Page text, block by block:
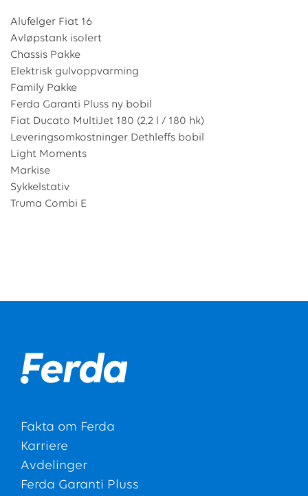
Alufelger Fiat 16
Avløpstank isolert
Chassis Pakke
Elektrisk gulvoppvarming
Family Pakke
Ferda Garanti Pluss ny bobil
Fiat Ducato MultiJet 180 (2,2 l / 180 hk)
Leveringsomkostninger Dethleffs bobil
Light Moments
Markise
Sykkelstativ
Truma Combi E
Fakta om Ferda
Karriere
Avdelinger
Ferda Garanti Pluss